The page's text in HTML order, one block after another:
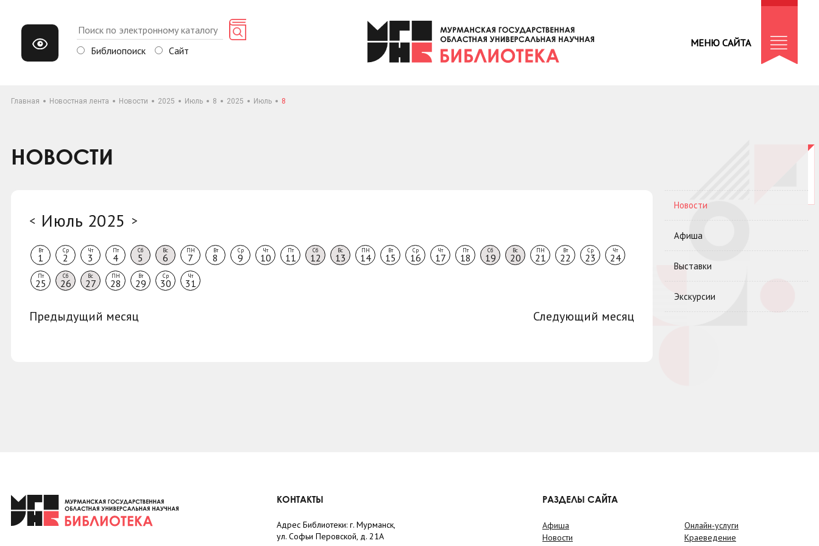
Библиопоиск Сайт
МЕНЮ САЙТА
Главная Новостная лента Новости 2025 Июль 8 2025 Июль 8
НОВОСТИ
< Июль 2025 >
Вт
1
Ср
2
Чт
3
Пт
4
Сб
5
Вс
6
ПН
7
Вт
8
Ср
9
Чт
10
Пт
11
Сб
12
Вс
13
ПН
14
Вт
15
Ср
16
Чт
17
Пт
18
Сб
19
Вс
20
ПН
21
Вт
22
Ср
23
Чт
24
Пт
25
Сб
26
Вс
27
ПН
28
Вт
29
Ср
30
Чт
31
Предыдущий месяц Следующий месяц
Новости
Афиша
Выставки
Экскурсии
КОНТАКТЫ
Адрес Библиотеки: г. Мурманск,
ул. Софьи Перовской, д. 21А
РАЗДЕЛЫ САЙТА
Афиша
Новости
Онлайн-услуги
Краеведение